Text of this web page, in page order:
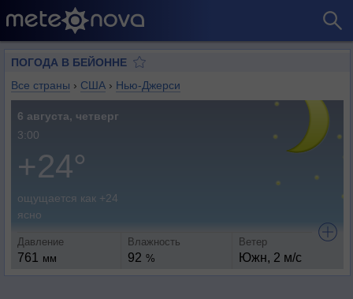
ПОГОДА В БЕЙОННЕ
Все страны › США › Нью-Джерси
6 августа, четверг
3:00
+24°
ощущается как +24
ясно
Давление
761 мм
Влажность
92 %
Ветер
Южн, 2 м/с